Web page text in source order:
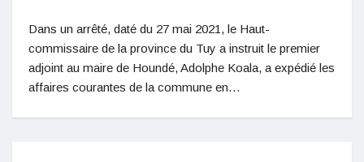
Dans un arrêté, daté du 27 mai 2021, le Haut-
commissaire de la province du Tuy a instruit le premier
adjoint au maire de Houndé, Adolphe Koala, a expédié les
affaires courantes de la commune en…